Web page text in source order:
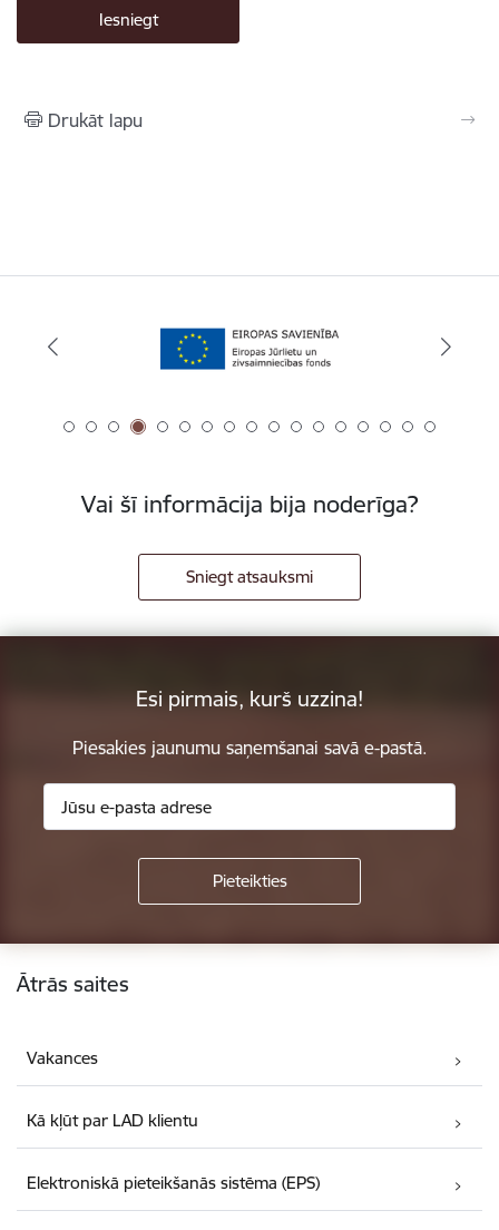
Drukāt lapu
Vai šī informācija bija noderīga?
Sniegt atsauksmi
Esi pirmais, kurš uzzina!
Piesakies jaunumu saņemšanai savā e-pastā.
Kājene
Ātrās saites
Vakances
Kā kļūt par LAD klientu
Elektroniskā pieteikšanās sistēma (EPS)